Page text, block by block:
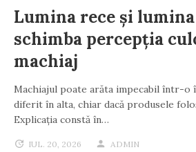
Lumina rece și
schimba percepția
machiaj
Machiajul poate arăta impecabil într-o
diferit în alta, chiar dacă produsele
Explicația constă în…
IUL. 20, 2026 ADMIN